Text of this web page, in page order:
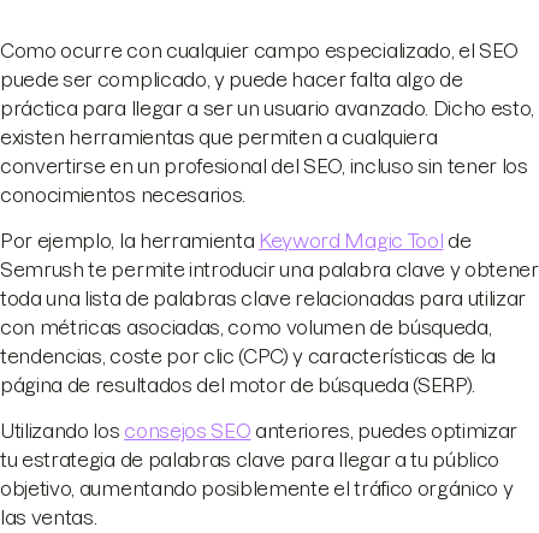
Como ocurre con cualquier campo especializado, el SEO
puede ser complicado, y puede hacer falta algo de
práctica para llegar a ser un usuario avanzado. Dicho esto,
existen herramientas que permiten a cualquiera
convertirse en un profesional del SEO, incluso sin tener los
conocimientos necesarios.
Por ejemplo, la herramienta Keyword Magic Tool de
Semrush te permite introducir una palabra clave y obtener
toda una lista de palabras clave relacionadas para utilizar
con métricas asociadas, como volumen de búsqueda,
tendencias, coste por clic (CPC) y características de la
página de resultados del motor de búsqueda (SERP).
Utilizando los consejos SEO anteriores, puedes optimizar
tu estrategia de palabras clave para llegar a tu público
objetivo, aumentando posiblemente el tráfico orgánico y
las ventas.